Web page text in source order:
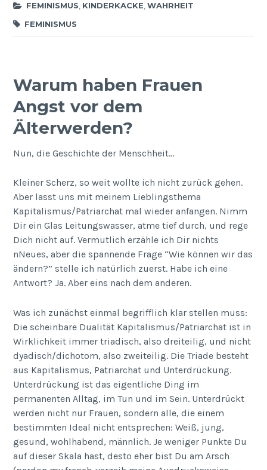
FEMINISMUS, KINDERKACKE,WAHRHEIT
FEMINISMUS
Warum haben Frauen
Angst vor dem
Älterwerden?
Nun, die Geschichte der Menschheit…
Kleiner Scherz, so weit wollte ich nicht zurück gehen.
Aber lasst uns mit meinem Lieblingsthema
Kapitalismus/Patriarchat mal wieder anfangen. Nimm
Dir ein Glas Leitungswasser, atme tief durch, und rege
Dich nicht auf. Vermutlich erzähle ich Dir nichts
nNeues, aber die spannende Frage “Wie können wir das
ändern?” stelle ich natürlich zuerst. Habe ich eine
Antwort? Ja. Aber eins nach dem anderen.
Was ich zunächst einmal begrifflich klar stellen muss:
Die scheinbare Dualität Kapitalismus/Patriarchat ist in
Wirklichkeit immer triadisch, also dreiteilig, und nicht
dyadisch/dichotom, also zweiteilig. Die Triade besteht
aus Kapitalismus, Patriarchat und Unterdrückung.
Unterdrückung ist das eigentliche Ding im
permanenten Alltag, im Tun und im Sein. Unterdrückt
werden nicht nur Frauen, sondern alle, die einem
bestimmten Ideal nicht entsprechen: Weiß, jung,
gesund, wohlhabend, männlich. Je weniger Punkte Du
auf dieser Skala hast, desto eher bist Du am Arsch